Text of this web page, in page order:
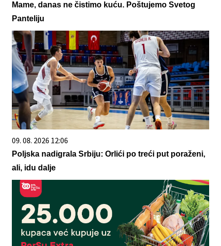
Mame, danas ne čistimo kuću. Poštujemo Svetog
Panteliju
09. 08. 2026 12:06
Poljska nadigrala Srbiju: Orlići po treći put poraženi,
ali, idu dalje